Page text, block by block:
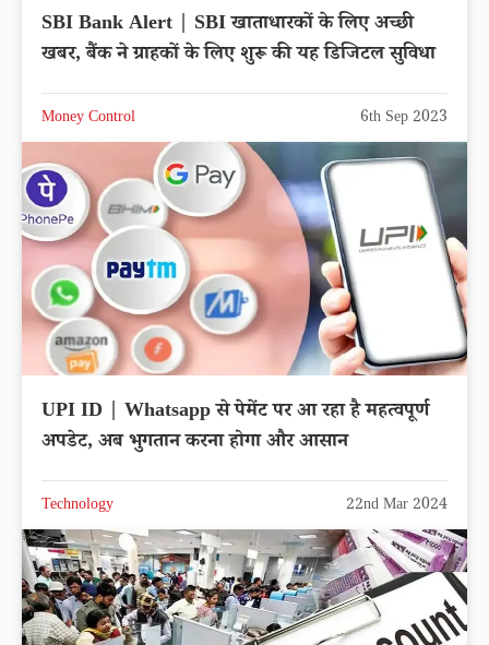
SBI Bank Alert | SBI खाताधारकों के लिए अच्छी
खबर, बैंक ने ग्राहकों के लिए शुरू की यह डिजिटल सुविधा
Money Control 6th Sep 2023
UPI ID | Whatsapp से पेमेंट पर आ रहा है महत्वपूर्ण
अपडेट, अब भुगतान करना होगा और आसान
Technology 22nd Mar 2024